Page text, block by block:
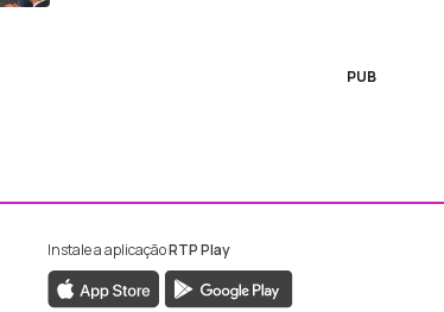
PUB
RTP Madeira
da RTP Madeira
Instale a aplicaçãoRTP Play